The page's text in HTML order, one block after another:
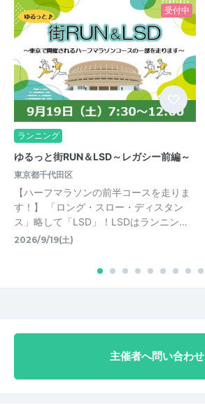
受付中
ランニング
ゆるっと街RUN＆LSD～レガシー前編～
東京都千代田区
【ハーフマラソンの前半コースを走りま
す！】 「ロング・スロー・ディスタン
ス」略して「LSD」！LSDはランニン…
2026/9/19(土)
主催者へ問い合わせ